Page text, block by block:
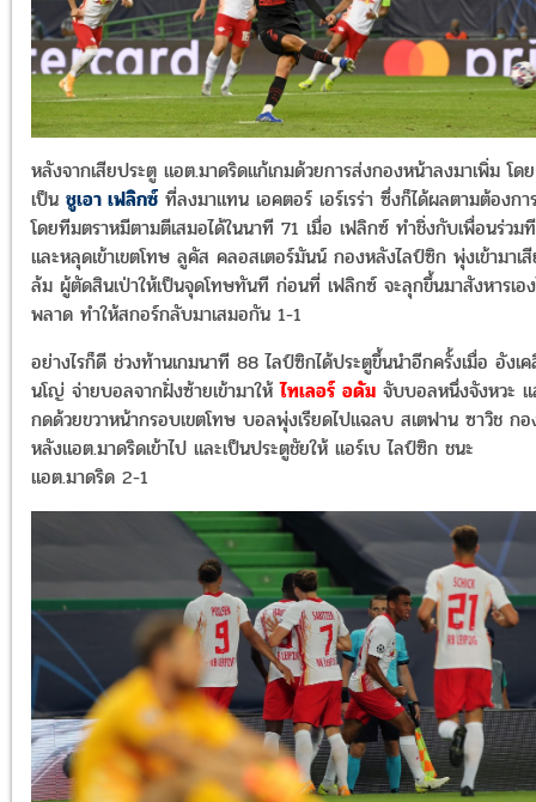
หลังจากเสียประตู แอต.มาดริดแก้เกมด้วยการส่งกองหน้าลงมาเพิ่ม โดย
เป็น ชูเอา เฟลิกซ์ ที่ลงมาแทน เอคตอร์ เอร์เรร่า ซึ่งก็ได้ผลตามต้องกา
โดยทีมตราหมีตามตีเสมอได้ในนาที 71 เมื่อ เฟลิกซ์ ทำชิ่งกับเพื่อนร่วม
และหลุดเข้าเขตโทษ ลูคัส คลอสเตอร์มันน์ กองหลังไลป์ซิก พุ่งเข้ามาเ
ล้ม ผู้ตัดสินเป่าให้เป็นจุดโทษทันที ก่อนที่ เฟลิกซ์ จะลุกขึ้นมาสังหารเอ
พลาด ทำให้สกอร์กลับมาเสมอกัน 1-1
อย่างไรก็ดี ช่วงท้านเกมนาที 88 ไลป์ซิกได้ประตูขึ้นนำอีกครั้งเมื่อ อังเ
นโญ่ จ่ายบอลจากฝั่งซ้ายเข้ามาให้ไทเลอร์ อดัม จับบอลหนึ่งจังหวะ
กดด้วยขวาหน้ากรอบเขตโทษ บอลพุ่งเรียดไปแฉลบ สเตฟาน ซาวิช กอ
หลังแอต.มาดริดเข้าไป และเป็นประตูชัยให้ แอร์เบ ไลป์ซิก ชนะ
แอต.มาดริด 2-1